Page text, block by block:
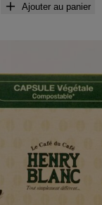
Ajouter au panier